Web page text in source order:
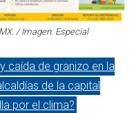
/ Imagen: Especial
caída de granizo en la
de la capital
por el clima?